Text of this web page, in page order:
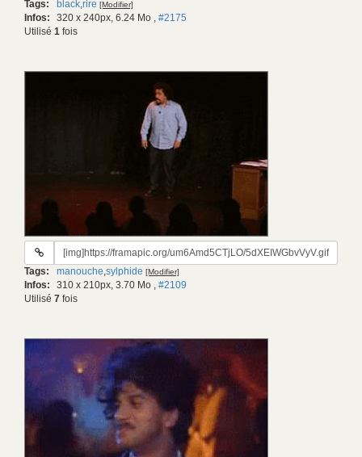
gif:
Tags: black,rire [Modifier]
Infos: 320 x 240px, 6.24 Mo , #2175
Utilisé 1 fois
URL
gif:
Tags: manouche,sylphide [Modifier]
Infos: 310 x 210px, 3.70 Mo , #2109
Utilisé 7 fois